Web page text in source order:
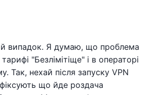
випадок. Я думаю, що проблема
"Безлімітіще" і в операторі
Так, нехай після запуску VPN
що йде роздача